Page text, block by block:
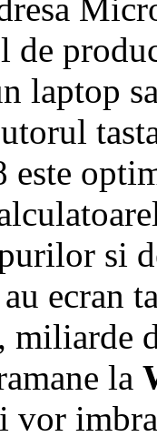
de
laptop
este
si
ecran
miliarde
la